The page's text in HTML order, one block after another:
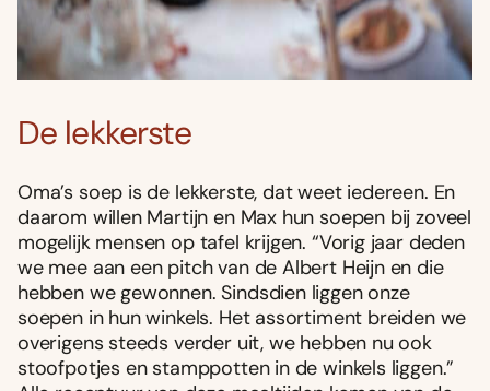
De lekkerste
Oma’s soep is de lekkerste, dat weet iedereen. En
daarom willen Martijn en Max hun soepen bij zoveel
mogelijk mensen op tafel krijgen. “Vorig jaar deden
we mee aan een pitch van de Albert Heijn en die
hebben we gewonnen. Sindsdien liggen onze
soepen in hun winkels. Het assortiment breiden we
overigens steeds verder uit, we hebben nu ook
stoofpotjes en stamppotten in de winkels liggen.”